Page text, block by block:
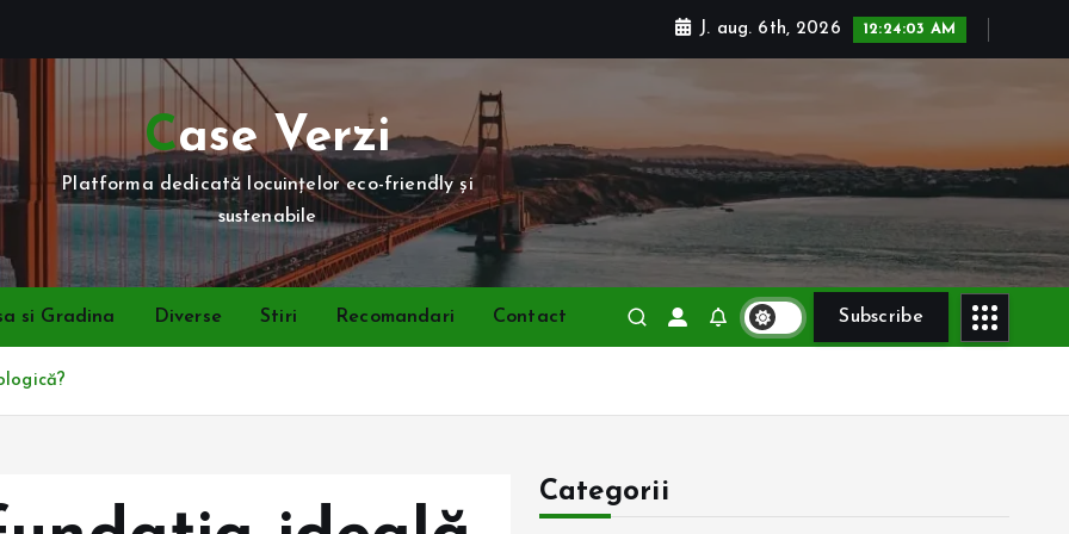
J. aug. 6th, 2026 12:24:04 AM
Case Verzi
Platforma dedicată locuințelor eco-friendly și
sustenabile
si Gradina Diverse Stiri Recomandari Contact Subscribe
Categorii